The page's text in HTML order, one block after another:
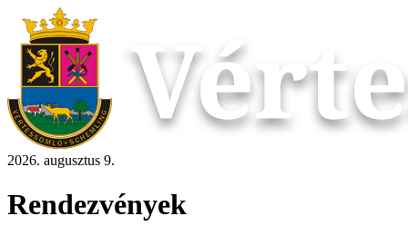
2026. augusztus 9.
Rendezvények